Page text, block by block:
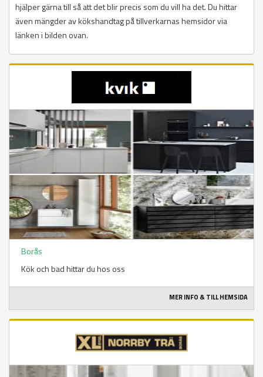
hjälper gärna till så att det blir precis som du vill ha det. Du hittar
även mängder av kökshandtag på tillverkarnas hemsidor via
länken i bilden ovan.
Borås
Kök och bad hittar du hos oss
MER INFO & TILL HEMSIDA